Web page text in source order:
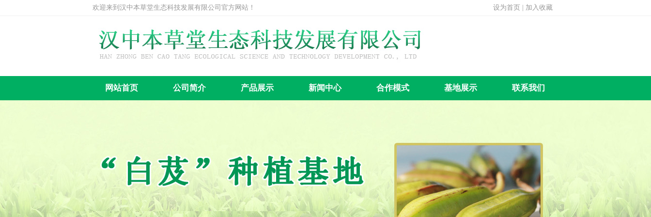
欢迎来到汉中本草堂生态科技发展有限公司官方网站！ 设为首页 加入收藏
网站首页 公司简介 产品展示 新闻中心 合作模式 基地展示 联系我们